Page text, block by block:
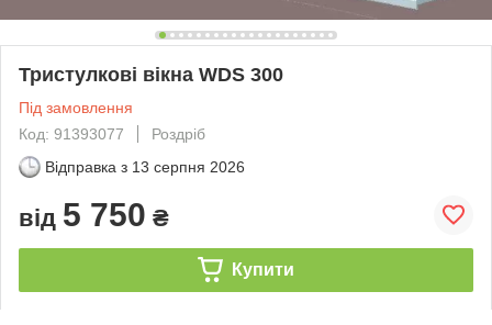
Тристулкові вікна WDS 300
Під замовлення
Код: 91393077
Роздріб
Відправка з 13 серпня 2026
від 5 750 ₴
Купити